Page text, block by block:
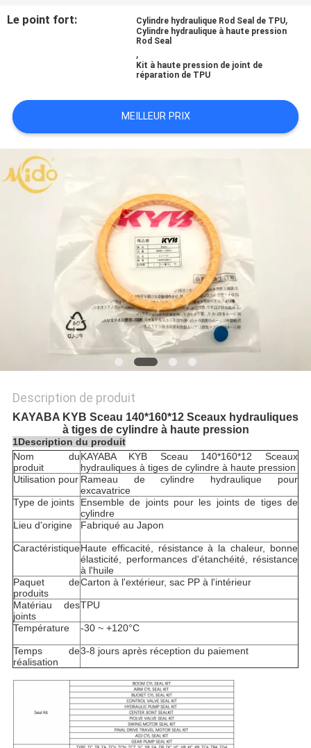
CAS
DEMANDE
DE
SOUMISSION
POLITIQUE
DE
CONFIDENTIALITÉ
Le point fort: Cylindre hydraulique Rod Seal de TPU,
Cylindre hydraulique à haute pression
Rod Seal
,
Kit à haute pression de joint de
réparation de TPU
MEILLEUR PRIX
Description de produit
KAYABA KYB Sceau 140*160*12 Sceaux hydrauliques
à tiges de cylindre à haute pression
1Description du produit
Nom du
produit
KAYABA KYB Sceau 140*160*12 Sceaux
hydrauliques à tiges de cylindre à haute pression
Utilisation pour Rameau de cylindre hydraulique pour
excavatrice
Type de joints
Ensemble de joints pour les joints de tiges de
cylindre
Lieu d'origine
Fabriqué au Japon
CaractéristiqueHaute efficacité, résistance à la chaleur, bonne
élasticité, performances d'étanchéité, résistance
à l'huile
Paquet de
produits
Carton à l'extérieur, sac PP à l'intérieur
Matériau des
joints
TPU
Température -30 ~ +120°C
Temps de
réalisation
3-8 jours après réception du paiement